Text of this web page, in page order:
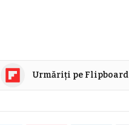
Urmăriți pe Flipboard